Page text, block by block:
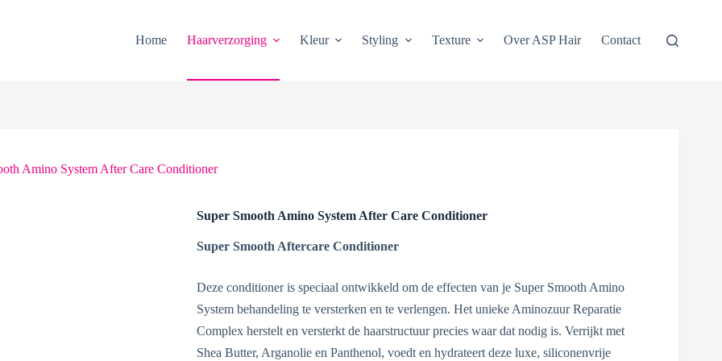
Home Haarverzorging Kleur Styling Texture Over ASP Hair Contact
Amino System After Care Conditioner
Super Smooth Amino System After Care Conditioner
Super Smooth Aftercare Conditioner
Deze conditioner is speciaal ontwikkeld om de effecten van je Super Smooth Amino
System behandeling te versterken en te verlengen. Het unieke Aminozuur Reparatie
Complex herstelt en versterkt de haarstructuur precies waar dat nodig is. Verrijkt met
Shea Butter, Arganolie en Panthenol, voedt en hydrateert deze luxe, siliconenvrije